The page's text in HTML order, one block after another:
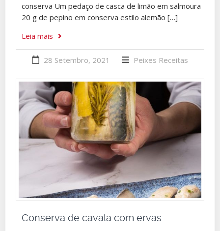
conserva Um pedaço de casca de limão em salmoura
20 g de pepino em conserva estilo alemão […]
Leia mais
28 Setembro, 2021 Peixes Receitas
Conserva de cavala com ervas